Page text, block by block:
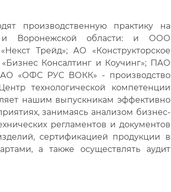
производственную практику на
и Воронежской области: и ООО
Трейд»; АО «Конструкторское
Консалтинг и Коучинг»; ПАО
«ОФС РУС ВОКК» - производство
технологической компетенции
нашим выпускникам эффективно
занимаясь анализом бизнес-
регламентов и документов
сертификацией продукции в
а также осуществлять аудит